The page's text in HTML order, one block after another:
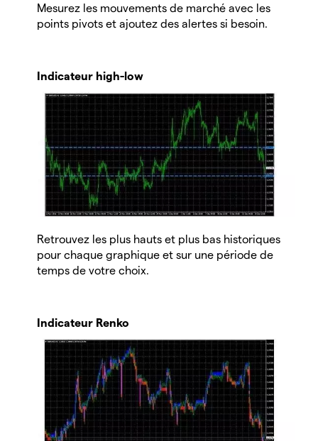
Mesurez les mouvements de marché avec les
points pivots et ajoutez des alertes si besoin.
Indicateur high-low
Retrouvez les plus hauts et plus bas historiques
pour chaque graphique et sur une période de
temps de votre choix.
Indicateur Renko